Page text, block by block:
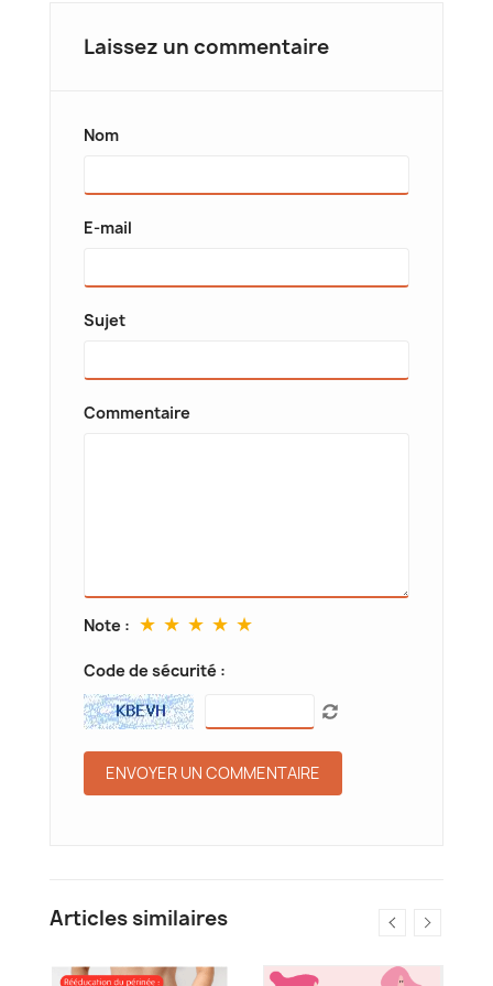
Laissez un commentaire
Nom
E-mail
Sujet
Commentaire
Note : ★ ★ ★ ★ ★
Code de sécurité :
Articles similaires